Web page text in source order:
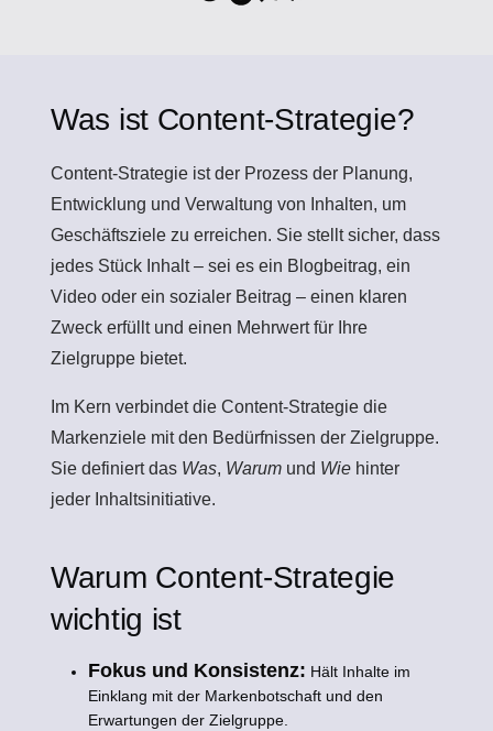
Was ist Content-Strategie?
Content-Strategie ist der Prozess der Planung,
Entwicklung und Verwaltung von Inhalten, um
Geschäftsziele zu erreichen. Sie stellt sicher, dass
jedes Stück Inhalt – sei es ein Blogbeitrag, ein
Video oder ein sozialer Beitrag – einen klaren
Zweck erfüllt und einen Mehrwert für Ihre
Zielgruppe bietet.
Im Kern verbindet die Content-Strategie die
Markenziele mit den Bedürfnissen der Zielgruppe.
Sie definiert das Was, Warum und Wie hinter
jeder Inhaltsinitiative.
Warum Content-Strategie
wichtig ist
Fokus und Konsistenz: Hält Inhalte im
Einklang mit der Markenbotschaft und den
Erwartungen der Zielgruppe.